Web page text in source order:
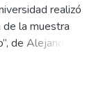
realizó
la muestra
de Alejandro